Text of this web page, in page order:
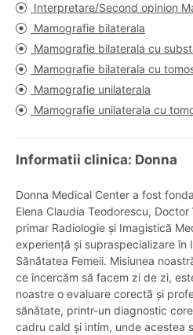
Interpretare/Second opinion
Mamografie bilaterala
Mamografie bilaterala cu
Mamografie bilaterala cu
Mamografie unilaterala
Mamografie unilaterala cu
Informatii clinica: Donna
Donna Medical Center a fost
Elena Claudia Teodorescu,
primar Radiologie și Imagistică
experiență și supraspecializare în
Sănătatea Femeii. Misiunea
ce încercăm să facem zi de zi,
noastre o evaluare corectă și
sănătate, printr-un diagnostic
cadru cald și intim, unde acestea